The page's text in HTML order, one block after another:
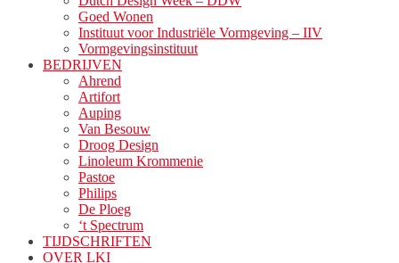
Goed Wonen
Instituut voor Industriële Vormgeving – IIV
Vormgevingsinstituut
BEDRIJVEN
Ahrend
Artifort
Auping
Van Besouw
Droog Design
Linoleum Krommenie
Pastoe
Philips
De Ploeg
‘t Spectrum
TIJDSCHRIFTEN
OVER LKI